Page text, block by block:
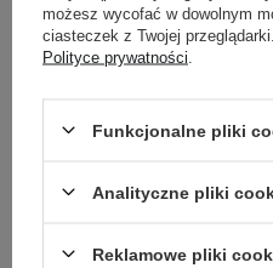
możesz wycofać w dowolnym
ciasteczek z Twojej
Polityce prywatności
Funkcjonalne pliki
Analityczne pliki
Reklamowe pliki